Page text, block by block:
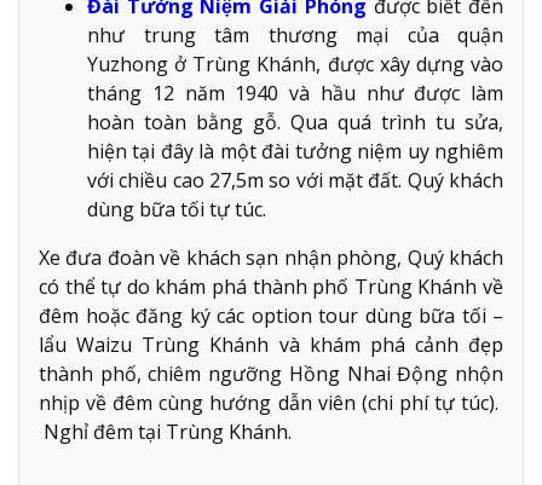
Đài Tưởng Niệm Giải Phóng được biết đến
như trung tâm thương mại của quận
Yuzhong ở Trùng Khánh, được xây dựng vào
tháng 12 năm 1940 và hầu như được làm
hoàn toàn bằng gỗ. Qua quá trình tu sửa,
hiện tại đây là một đài tưởng niệm uy nghiêm
với chiều cao 27,5m so với mặt đất. Quý khách
dùng bữa tối tự túc.
Xe đưa đoàn về khách sạn nhận phòng, Quý khách
có thể tự do khám phá thành phố Trùng Khánh về
đêm hoặc đăng ký các option tour dùng bữa tối –
lẩu Waizu Trùng Khánh và khám phá cảnh đẹp
thành phố, chiêm ngưỡng Hồng Nhai Động nhộn
nhịp về đêm cùng hướng dẫn viên (chi phí tự túc).
Nghỉ đêm tại Trùng Khánh.